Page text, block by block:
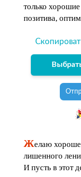
только
позитива,
Желаю
лишенного
И пусть в этот